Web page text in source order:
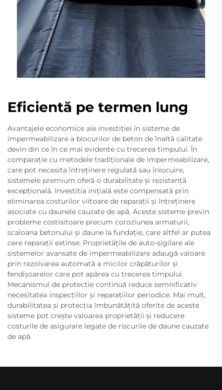
Eficientă pe termen lung
Avantajele economice ale investiției în sisteme de
impermeabilizare a blocurilor de beton de înaltă calitate
devin din ce în ce mai evidente cu trecerea timpului. În
comparație cu metodele tradiționale de impermeabilizare,
care pot necesita întreținere regulată sau înlocuire,
sistemele premium oferă o durabilitate și rezistență
excepțională. Investitia inițială este compensată prin
eliminarea costurilor viitoare de reparații și întreținere
asociate cu daunele cauzate de apă. Aceste sisteme previn
probleme costisitoare precum coroziunea armaturii,
scaloana betonului și daune la fundație, care altfel ar putea
cere reparații extinse. Proprietățile de auto-sigilare ale
sistemelor avansate de impermeabilizare adaugă valoare
prin rezolvarea automată a micilor crăpăturilor și
fendișoarelor care pot apărea cu trecerea timpului.
Mecanismul de protecție continuă reduce semnificativ
necesitatea inspecțiilor și reparațiilor periodice. Mai mult,
durabilitatea și protecția îmbunătățită oferite de aceste
sisteme pot crește valoarea proprietății și reducere
costurile de asigurare legate de riscurile de daune cauzate
de apă.